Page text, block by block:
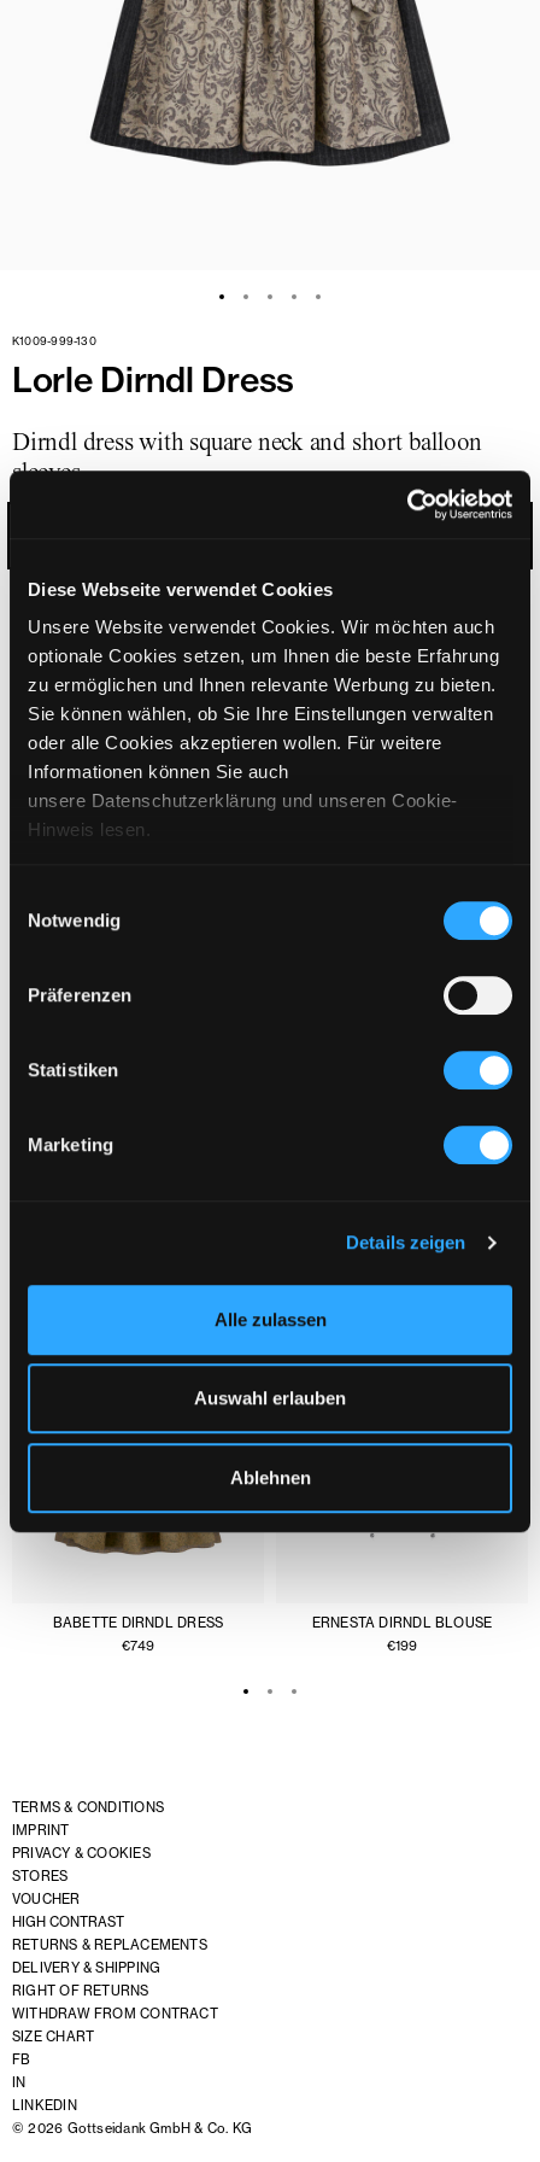
Diese Webseite verwendet Cookies
Unsere Website verwendet Cookies. Wir möchten auch
optionale Cookies setzen, um Ihnen die beste Erfahrung
zu ermöglichen und Ihnen relevante Werbung zu bieten.
Sie können wählen, ob Sie Ihre Einstellungen verwalten
oder alle Cookies akzeptieren wollen. Für weitere
Informationen können Sie auch
unsere Datenschutzerklärung und unseren Cookie-
Hinweis lesen.
Notwendig
Präferenzen
Statistiken
Marketing
Details zeigen
Alle zulassen
Auswahl erlauben
Ablehnen
K1009-999-130
Lorle Dirndl Dress
Dirndl dress with square neck and short balloon
sleeves
CHOOSE SIZE
729 incl. VAT / excl. shipping
PLEASE CHOOSE A SIZE
ADD TO CART
CARE INSTRUCTIONS
BABETTE DIRNDL DRESS
€749
ERNESTA DIRNDL BLOUSE
€199
TERMS & CONDITIONS
IMPRINT
PRIVACY & COOKIES
STORES
VOUCHER
HIGH CONTRAST
RETURNS & REPLACEMENTS
DELIVERY & SHIPPING
RIGHT OF RETURNS
WITHDRAW FROM CONTRACT
SIZE CHART
FB
IN
LINKEDIN
© 2026 Gottseidank GmbH & Co. KG